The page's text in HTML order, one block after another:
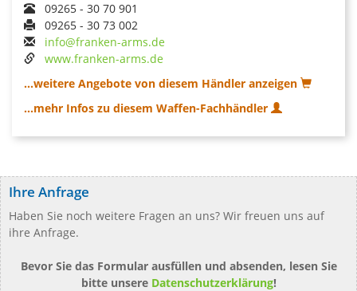
09265 - 30 70 901
09265 - 30 73 002
info@franken-arms.de
www.franken-arms.de
...weitere Angebote von diesem Händler anzeigen
...mehr Infos zu diesem Waffen-Fachhändler
Ihre Anfrage
Haben Sie noch weitere Fragen an uns? Wir freuen uns auf
ihre Anfrage.
Bevor Sie das Formular ausfüllen und absenden, lesen Sie
bitte unsere Datenschutzerklärung!